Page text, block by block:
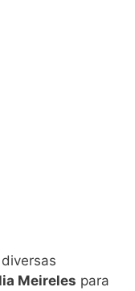
Meireles para